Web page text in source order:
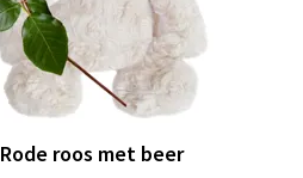
Rode roos met beer